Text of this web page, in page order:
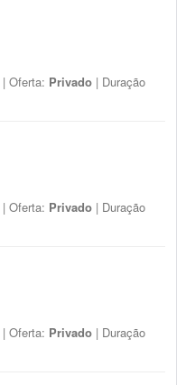
| Oferta: Privado | Duração
| Oferta: Privado | Duração
| Oferta: Privado | Duração